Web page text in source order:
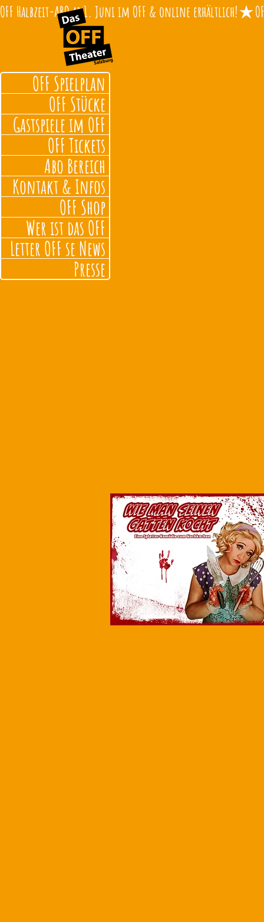
OFF Halbzeit-ABO ab 1. Juni im OFF & online erhältlich!
OFF Spielplan
OFF Stücke
Gastspiele im OFF
OFF Tickets
Abo Bereich
Kontakt & Infos
OFF Shop
Wer ist das OFF
Letter OFF se News
Presse